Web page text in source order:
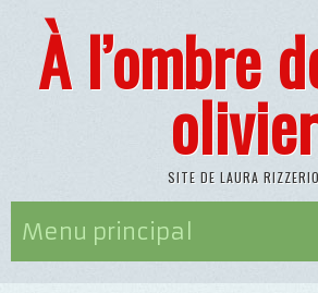
À l’ombre
olivier
SITE DE LAURA RIZZERIO
Menu principal